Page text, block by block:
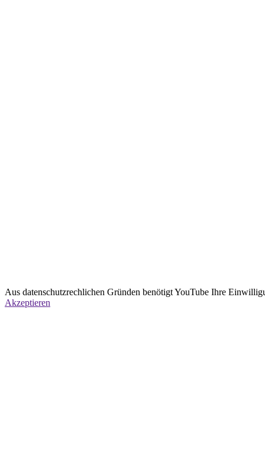
Aus datenschutzrechlichen Gründen benötigt YouTube Ihre
Akzeptieren